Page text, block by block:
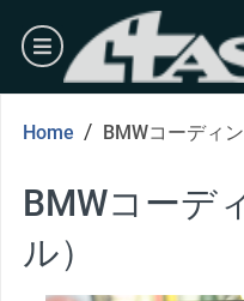
content
burger
Home / BMWコーディ
BMWコー
ル）